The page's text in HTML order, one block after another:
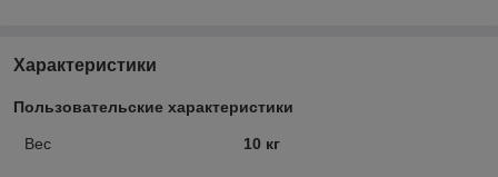
Характеристики
Пользовательские характеристики
Вес 10 кг